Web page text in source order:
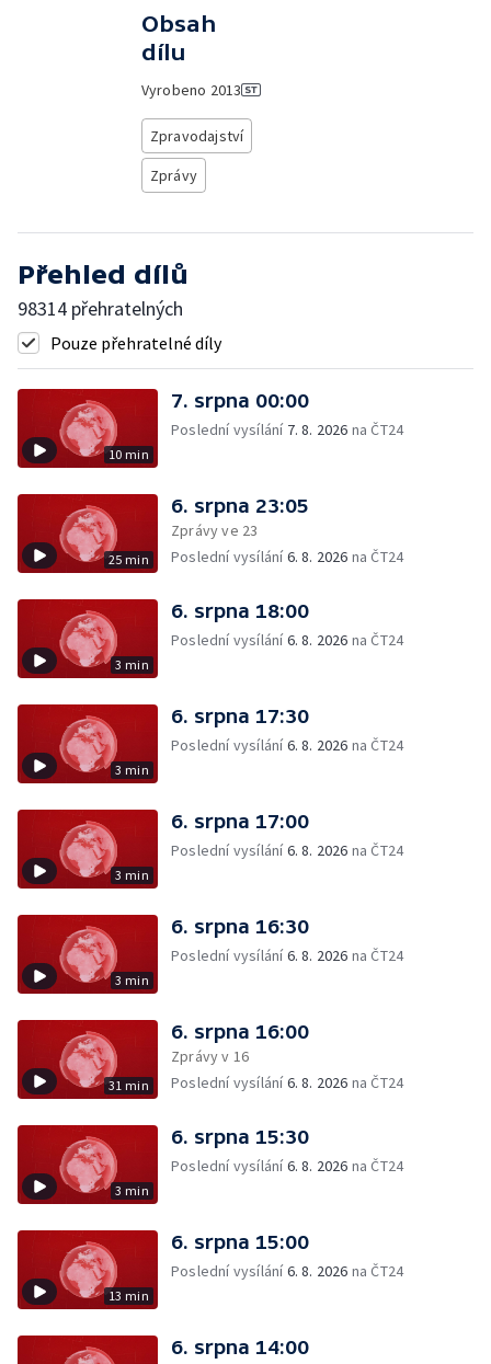
Obsah
dílu
Vyrobeno 2013
Zpravodajství
Zprávy
Přehled dílů
98314 přehratelných
Pouze přehratelné díly
10 min
7. srpna 00:00
Poslední vysílání 7. 8. 2026 na ČT24
25 min
6. srpna 23:05
Zprávy ve 23
Poslední vysílání6. 8. 2026 na ČT24
3 min
6. srpna 18:00
Poslední vysílání6. 8. 2026 na ČT24
3 min
6. srpna 17:30
Poslední vysílání6. 8. 2026 na ČT24
3 min
6. srpna 17:00
Poslední vysílání6. 8. 2026 na ČT24
3 min
6. srpna 16:30
Poslední vysílání6. 8. 2026 na ČT24
31 min
6. srpna 16:00
Zprávy v 16
Poslední vysílání6. 8. 2026 na ČT24
3 min
6. srpna 15:30
Poslední vysílání6. 8. 2026 na ČT24
13 min
6. srpna 15:00
Poslední vysílání6. 8. 2026 na ČT24
6. srpna 14:00